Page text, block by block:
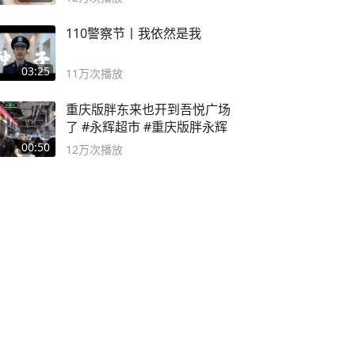
03:25
110警察节丨我依然是我
11万次播放
00:50
重庆版胖东来也开到吾悦广场
了 #永辉超市 #重庆版胖永辉
12万次播放